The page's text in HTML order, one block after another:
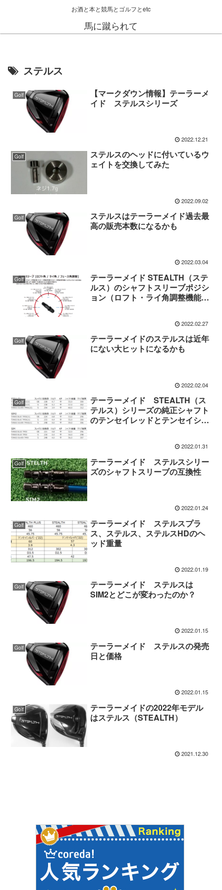
お酒と本と競馬とゴルフとetc
馬に蹴られて
ステルス
Golf
【マークダウン情報】テーラーメ
イド ステルスシリーズ
2022.12.21
Golf
ステルスのヘッドに付いているウ
ェイトを交換してみた
2022.09.02
Golf
ステルスはテーラーメイド過去最
高の販売本数になるかも
2022.03.04
Golf
テーラーメイド STEALTH（ステ
ルス）のシャフトスリーブポジシ
ョン（ロフト・ライ角調整機能）
2022.02.27
Golf
テーラーメイドのステルスは近年
にない大ヒットになるかも
2022.02.04
Golf
テーラーメイド STEALTH（ス
テルス）シリーズの純正シャフト
のテンセイレッドとテンセイシル
2022.01.31
Golf
テーラーメイド ステルスシリー
ズのシャフトスリーブの互換性
2022.01.24
Golf
テーラーメイド ステルスプラ
ス、ステルス、ステルスHDのヘ
ッド重量
2022.01.19
Golf
テーラーメイド ステルスは
SIM2とどこが変わったのか？
2022.01.15
Golf
テーラーメイド ステルスの発売
日と価格
2022.01.15
Golf
テーラーメイドの2022年モデル
はステルス（STEALTH）
2021.12.30